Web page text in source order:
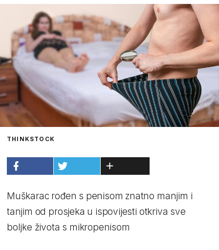
THINKSTOCK
Muškarac rođen s penisom znatno manjim i
tanjim od prosjeka u ispovijesti otkriva sve
boljke života s mikropenisom